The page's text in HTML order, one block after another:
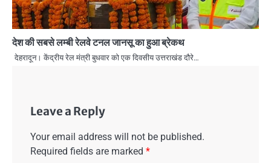
देश की सबसे लम्बी रेलवे टनल जानसू का हुआ ब्रेकथ
देहरादून। केंद्रीय रेल मंत्री बुधवार को एक दिवसीय उत्तराखंड दौरे…
Leave a Reply
Your email address will not be published.
Required fields are marked *